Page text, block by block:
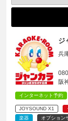
ジ
兵
阪
インターネット予約
JOYSOUND X1
楽器
オプション